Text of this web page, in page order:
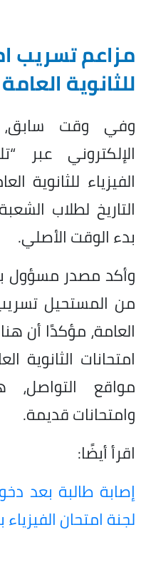
مزاعم تسريب
للثانوية العامة 2026
وفي وقت
الإلكتروني عبر
التاريخ لطلاب
بدء الوقت الأصلي.
وأكد مصدر مسؤول
من المستحيل تسريب
العامة، مؤكدًا أن
امتحانات الثانوية
مواقع التواصل،
وامتحانات قديمة.
اقرأ أيضًا:
إصابة طالبة بعد
لجنة امتحان الفيزياء